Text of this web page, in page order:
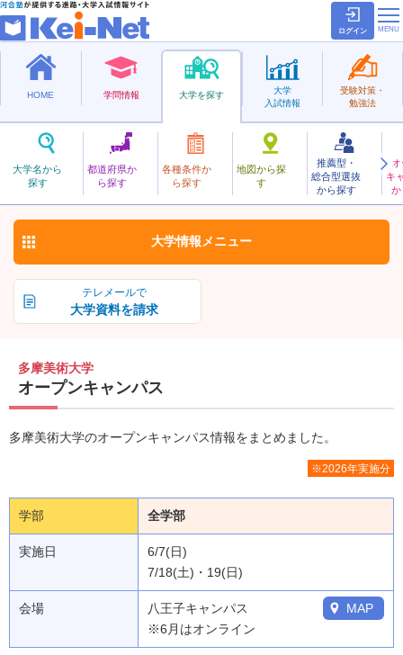
ログイン
HOME 学問情報 大学を探す
大学名から
探す
都道府県か
ら探す
各種条件か
ら探す
地図から探
す
推薦型・
総合型選抜
から探す
キ
か
大学
入試情報
受験対策・
勉強法
私立
たまびじゅつ
多摩美術大学 お気に入り
テレメールで
大学資料を請求
大学情報 メニュー
多摩美術大学
オープンキャンパス
多摩美術大学のオープンキャンパス情報をまとめました。
※2026年実施分
学部 全学部
実施日
6/7(日)
7/18(土)・19(日)
会場
八王子キャンパス
※6月はオンライン
MAP